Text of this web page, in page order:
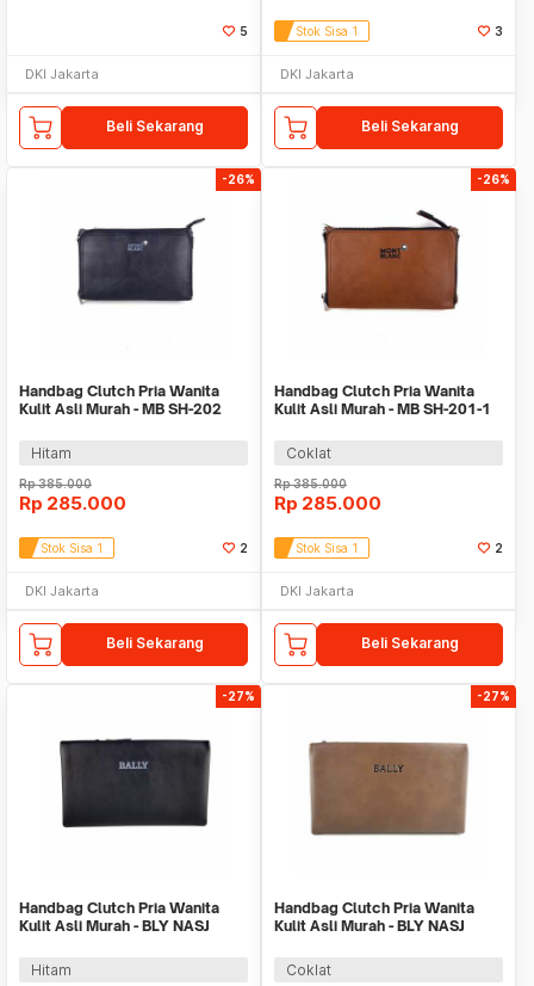
5
DKI Jakarta
Beli Sekarang
Stok Sisa 1 3
DKI Jakarta
Beli Sekarang
-26%
Handbag Clutch Pria Wanita
Kulit Asli Murah - MB SH-202
Hitam
Rp385.000
Rp 285.000
Stok Sisa 1 2
DKI Jakarta
Beli Sekarang
-26%
Handbag Clutch Pria Wanita
Kulit Asli Murah - MB SH-201-1
Coklat
Rp385.000
Rp 285.000
Stok Sisa 1 2
DKI Jakarta
Beli Sekarang
-27%
Handbag Clutch Pria Wanita
Kulit Asli Murah - BLY NASJ
Hitam
-27%
Handbag Clutch Pria Wanita
Kulit Asli Murah - BLY NASJ
Coklat